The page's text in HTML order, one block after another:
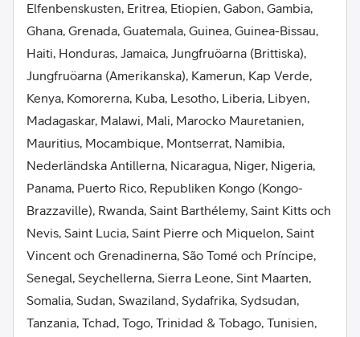
Elfenbenskusten, Eritrea, Etiopien, Gabon, Gambia,
Ghana, Grenada, Guatemala, Guinea, Guinea-Bissau,
Haiti, Honduras, Jamaica, Jungfruöarna (Brittiska),
Jungfruöarna (Amerikanska), Kamerun, Kap Verde,
Kenya, Komorerna, Kuba, Lesotho, Liberia, Libyen,
Madagaskar, Malawi, Mali, Marocko Mauretanien,
Mauritius, Mocambique, Montserrat, Namibia,
Nederländska Antillerna, Nicaragua, Niger, Nigeria,
Panama, Puerto Rico, Republiken Kongo (Kongo-
Brazzaville), Rwanda, Saint Barthélemy, Saint Kitts och
Nevis, Saint Lucia, Saint Pierre och Miquelon, Saint
Vincent och Grenadinerna, São Tomé och Príncipe,
Senegal, Seychellerna, Sierra Leone, Sint Maarten,
Somalia, Sudan, Swaziland, Sydafrika, Sydsudan,
Tanzania, Tchad, Togo, Trinidad & Tobago, Tunisien,